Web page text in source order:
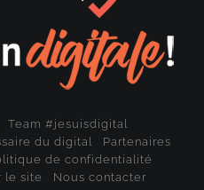
Team #jesuisdigital
du digital
Partenaires
de confidentialité
le site Nous contacter